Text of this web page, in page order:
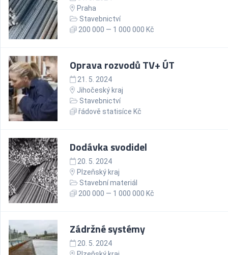
Praha
Stavebnictví
200 000 — 1 000 000 Kč
Oprava rozvodů TV+ ÚT
21. 5. 2024
Jihočeský kraj
Stavebnictví
řádově statisíce Kč
Dodávka svodidel
20. 5. 2024
Plzeňský kraj
Stavební materiál
200 000 — 1 000 000 Kč
Zádržné systémy
20. 5. 2024